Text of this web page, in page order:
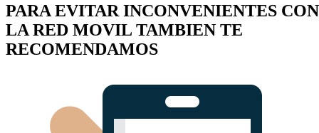
PARA EVITAR INCONVENIENTES CON
LA RED MOVIL TAMBIEN TE
RECOMENDAMOS